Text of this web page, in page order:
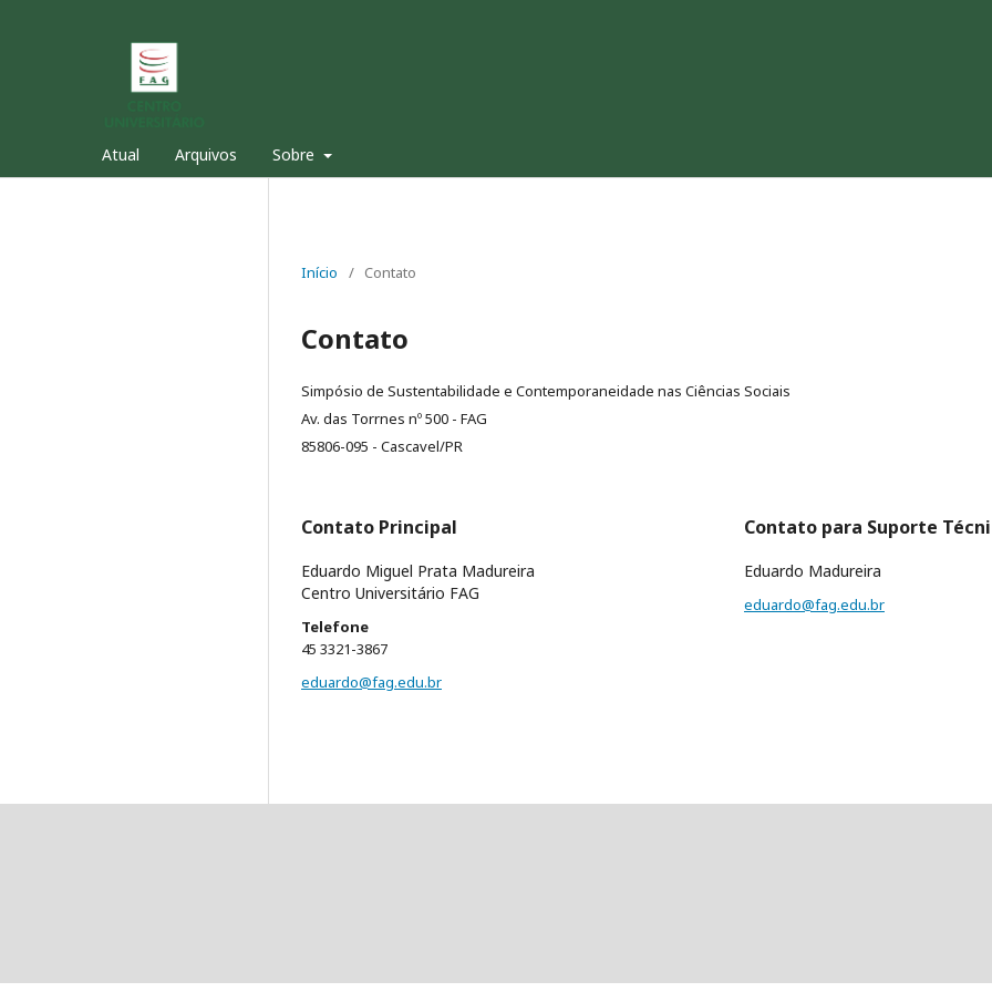
Atual Arquivos Sobre
Início / Contato
Contato
Simpósio de Sustentabilidade e Contemporaneidade nas Ciências Sociais
Av. das Torrnes nº 500 - FAG
85806-095 - Cascavel/PR
Contato Principal
Eduardo Miguel Prata Madureira
Centro Universitário FAG
Telefone
45 3321-3867
eduardo@fag.edu.br
Contato para Suporte
Eduardo Madureira
eduardo@fag.edu.br